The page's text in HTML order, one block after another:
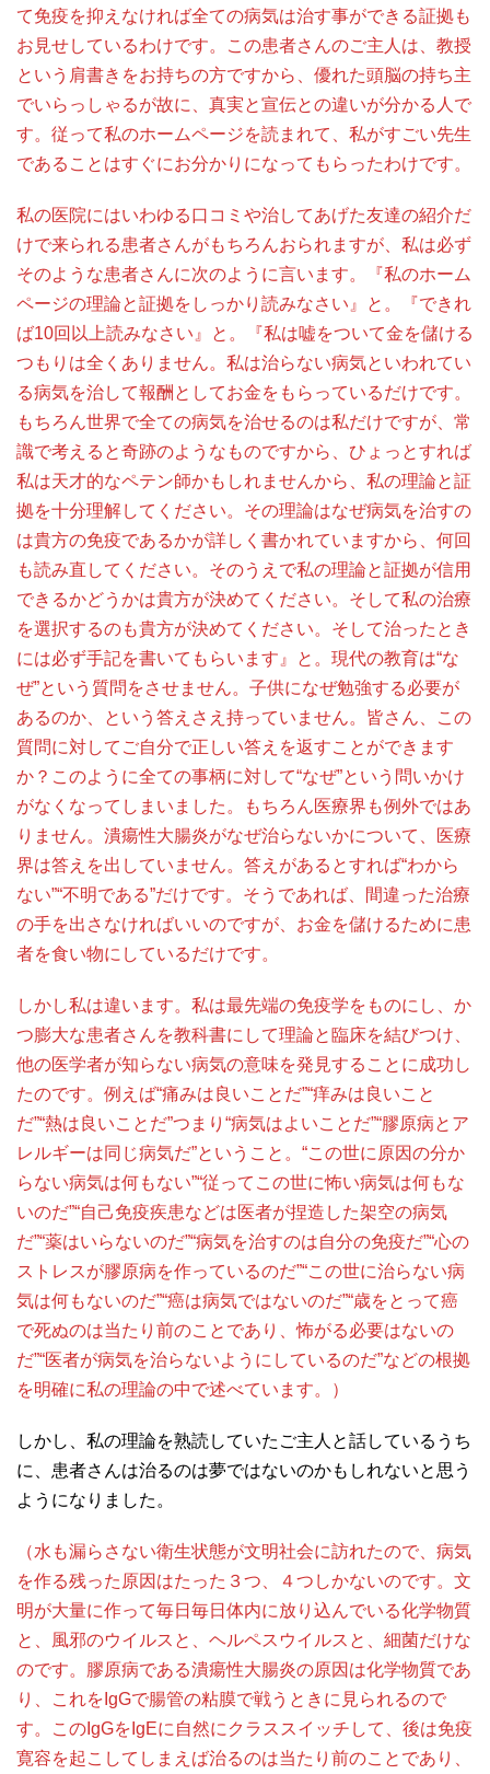
て免疫を抑えなければ全ての病気は治す事ができる証拠も
お見せしているわけです。この患者さんのご主人は、教授
という肩書きをお持ちの方ですから、優れた頭脳の持ち主
でいらっしゃるが故に、真実と宣伝との違いが分かる人で
す。従って私のホームページを読まれて、私がすごい先生
であることはすぐにお分かりになってもらったわけです。
私の医院にはいわゆる口コミや治してあげた友達の紹介だ
けで来られる患者さんがもちろんおられますが、私は必ず
そのような患者さんに次のように言います。『私のホーム
ページの理論と証拠をしっかり読みなさい』と。『できれ
ば10回以上読みなさい』と。『私は嘘をついて金を儲ける
つもりは全くありません。私は治らない病気といわれてい
る病気を治して報酬としてお金をもらっているだけです。
もちろん世界で全ての病気を治せるのは私だけですが、常
識で考えると奇跡のようなものですから、ひょっとすれば
私は天才的なペテン師かもしれませんから、私の理論と証
拠を十分理解してください。その理論はなぜ病気を治すの
は貴方の免疫であるかが詳しく書かれていますから、何回
も読み直してください。そのうえで私の理論と証拠が信用
できるかどうかは貴方が決めてください。そして私の治療
を選択するのも貴方が決めてください。そして治ったとき
には必ず手記を書いてもらいます』と。現代の教育は“な
ぜ”という質問をさせません。子供になぜ勉強する必要が
あるのか、という答えさえ持っていません。皆さん、この
質問に対してご自分で正しい答えを返すことができます
か？このように全ての事柄に対して“なぜ”という問いかけ
がなくなってしまいました。もちろん医療界も例外ではあ
りません。潰瘍性大腸炎がなぜ治らないかについて、医療
界は答えを出していません。答えがあるとすれば“わから
ない”“不明である”だけです。そうであれば、間違った治療
の手を出さなければいいのですが、お金を儲けるために患
者を食い物にしているだけです。
しかし私は違います。私は最先端の免疫学をものにし、か
つ膨大な患者さんを教科書にして理論と臨床を結びつけ、
他の医学者が知らない病気の意味を発見することに成功し
たのです。例えば“痛みは良いことだ”“痒みは良いこと
だ”“熱は良いことだ”つまり“病気はよいことだ”“膠原病とア
レルギーは同じ病気だ”ということ。“この世に原因の分か
らない病気は何もない”“従ってこの世に怖い病気は何もな
いのだ”“自己免疫疾患などは医者が捏造した架空の病気
だ”“薬はいらないのだ”“病気を治すのは自分の免疫だ”“心の
ストレスが膠原病を作っているのだ”“この世に治らない病
気は何もないのだ”“癌は病気ではないのだ”“歳をとって癌
で死ぬのは当たり前のことであり、怖がる必要はないの
だ”“医者が病気を治らないようにしているのだ”などの根拠
を明確に私の理論の中で述べています。）
しかし、私の理論を熟読していたご主人と話しているうち
に、患者さんは治るのは夢ではないのかもしれないと思う
ようになりました。
（水も漏らさない衛生状態が文明社会に訪れたので、病気
を作る残った原因はたった３つ、４つしかないのです。文
明が大量に作って毎日毎日体内に放り込んでいる化学物質
と、風邪のウイルスと、ヘルペスウイルスと、細菌だけな
のです。膠原病である潰瘍性大腸炎の原因は化学物質であ
り、これをIgGで腸管の粘膜で戦うときに見られるので
す。このIgGをIgEに自然にクラススイッチして、後は免疫
寛容を起こしてしまえば治るのは当たり前のことであり、